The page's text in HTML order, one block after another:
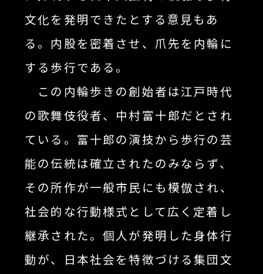
文化を発明できたとする意見もあ
る。内股を密着させ、爪先を内輪に
する歩行である。
この内輪歩きの創始者は江戸時代
の歌舞伎役者、中村富十郎だとされ
ている。富十郎の演技から歩行の芸
能の伝統は確立されたのみならず、
その所作が一般市民にも模倣され、
社会的な行動様式として広く定着し
継承された。個人が発明した身体行
動が、日本社会を特徴づける集団文